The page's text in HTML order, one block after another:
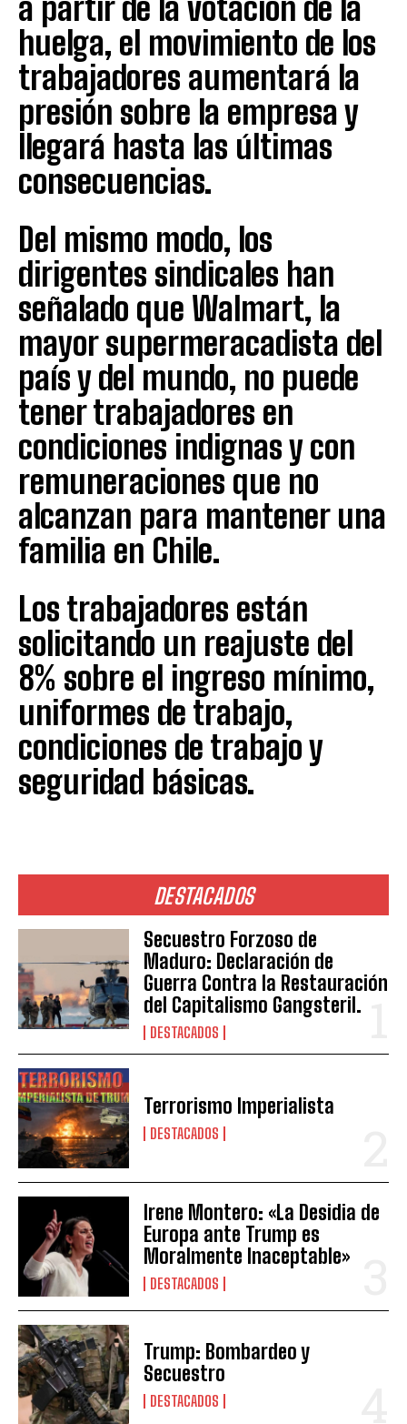
DESTACADOS
Secuestro Forzoso de
Maduro: Declaración de
Guerra Contra la Restauración
del Capitalismo Gangsteril.
DESTACADOS
Terrorismo Imperialista
DESTACADOS
Irene Montero: «La Desidia de
Europa ante Trump es
Moralmente Inaceptable»
DESTACADOS
Trump: Bombardeo y
Secuestro
DESTACADOS
a partir de la votación de la
huelga, el movimiento de los
trabajadores aumentará la
presión sobre la empresa y
llegará hasta las últimas
consecuencias.
Del mismo modo, los
dirigentes sindicales han
señalado que Walmart, la
mayor supermeracadista del
país y del mundo, no puede
tener trabajadores en
condiciones indignas y con
remuneraciones que no
alcanzan para mantener una
familia en Chile.
Los trabajadores están
solicitando un reajuste del
8% sobre el ingreso mínimo,
uniformes de trabajo,
condiciones de trabajo y
seguridad básicas.